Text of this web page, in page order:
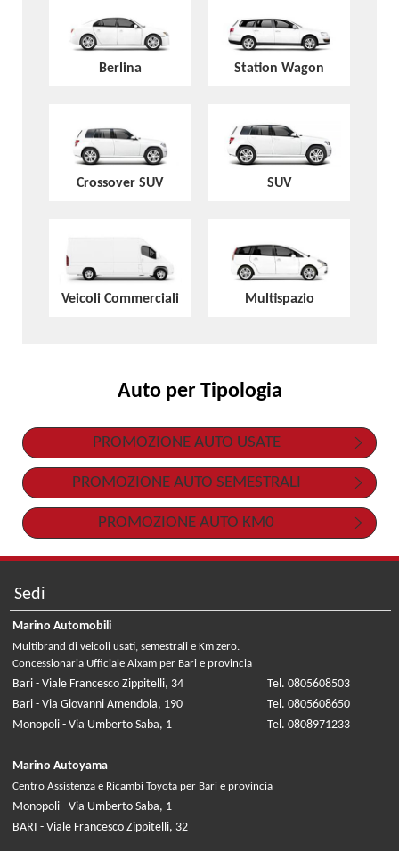
Berlina Station Wagon
Crossover SUV SUV
Veicoli Commerciali Multispazio
Auto per Tipologia
PROMOZIONE AUTO USATE
PROMOZIONE AUTO SEMESTRALI
PROMOZIONE AUTO KM0
Sedi
Marino Automobili
Multibrand di veicoli usati, semestrali e Km zero.
Concessionaria Ufficiale Aixam per Bari e provincia
Bari - Viale Francesco Zippitelli, 34
Tel. 0805608503
Bari - Via Giovanni Amendola, 190
Tel. 0805608650
Monopoli - Via Umberto Saba, 1
Tel. 0808971233
Marino Autoyama
Centro Assistenza e Ricambi Toyota per Bari e provincia
Monopoli - Via Umberto Saba, 1
BARI - Viale Francesco Zippitelli, 32